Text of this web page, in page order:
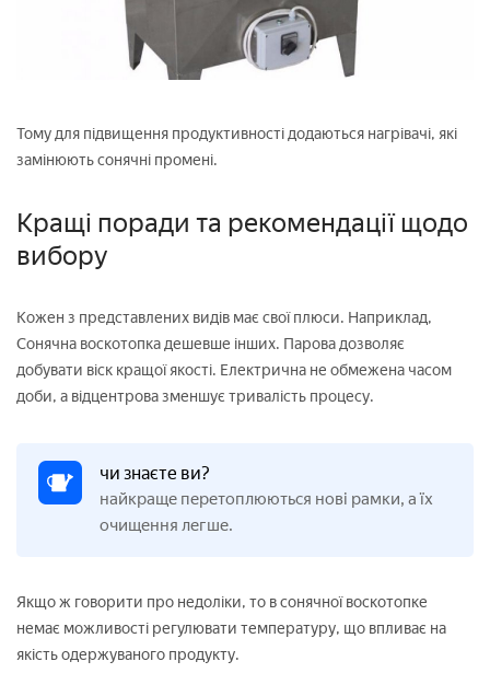
Тому для підвищення продуктивності додаються нагрівачі, які
замінюють сонячні промені.
Кращі поради та рекомендації щодо
вибору
Кожен з представлених видів має свої плюси. Наприклад,
Сонячна воскотопка дешевше інших. Парова дозволяє
добувати віск кращої якості. Електрична не обмежена часом
доби, а відцентрова зменшує тривалість процесу.
чи знаєте ви?
найкраще перетоплюються нові рамки, а їх
очищення легше.
Якщо ж говорити про недоліки, то в сонячної воскотопке
немає можливості регулювати температуру, що впливає на
якість одержуваного продукту.